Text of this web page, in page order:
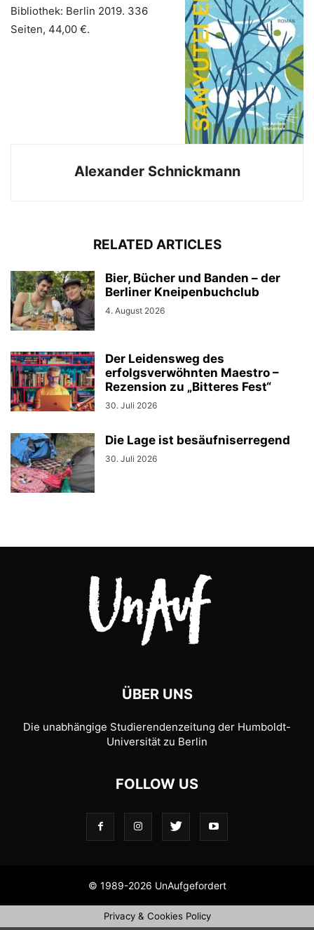
Bibliothek: Berlin 2019. 336
Seiten, 44,00 €.
Alexander Schnickmann
RELATED ARTICLES
Bier, Bücher und Banden – der
Berliner Kneipenbuchclub
4. August 2026
Der Leidensweg des
erfolgsverwöhnten Maestro –
Rezension zu „Bitteres Fest“
30. Juli 2026
Die Lage ist besäufniserregend
30. Juli 2026
ÜBER UNS
Die unabhängige Studierendenzeitung der Humboldt-
Universität zu Berlin
FOLLOW US
© 1989-2026 UnAufgefordert
Privacy & Cookies Policy